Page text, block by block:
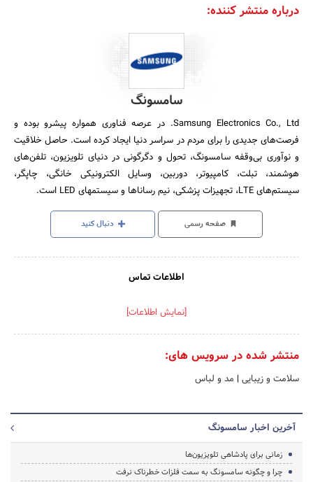
درباره منتشر کننده:
سامسونگ
Samsung Electronics Co., Ltd. در عرصه فناوری همواره پیشرو بوده و
فرصت‌های جدیدی را برای مردم در سراسر دنیا ایجاد کرده است. حاصل خلاقیت
و نوآوری بی‌وقفه سامسونگ، تحول و دگرگونی در دنیای تلویزیون، تلفن‌های
هوشمند، تبلت، کامپیوتر، دوربین‌، وسایل الکترونیکی خانگی، چاپگر،
سیستم‌های LTE، تجهیزات پزشکی، نیم رسانا‌ها و سیستمهای LED است.
صفحه رسمی دنبال کنید
اطلاعات تماس
[نمایش اطلاعات]
منتشر شده در سرویس های:
سلامت و زیبایی | مد و لباس
آخرین اخبار سامسونگ
زمانی برای پادشاهی تلویزیون‌ها
چرا و چگونه سامسونگ به سمت فلزات خطرناک نرفت